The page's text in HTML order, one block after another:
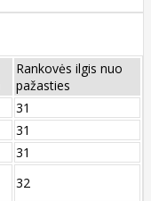
Rankovės ilgis nuo
pažasties
31
31
31
32